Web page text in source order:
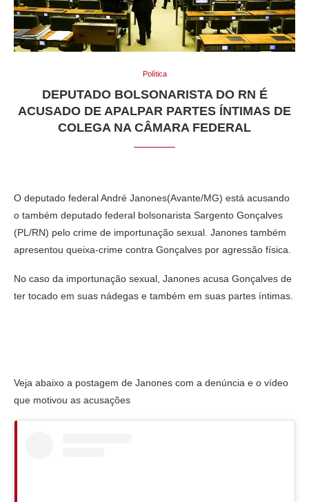
Política
DEPUTADO BOLSONARISTA DO RN É
ACUSADO DE APALPAR PARTES ÍNTIMAS DE
COLEGA NA CÂMARA FEDERAL
O deputado federal André Janones(Avante/MG) está acusando
o também deputado federal bolsonarista Sargento Gonçalves
(PL/RN) pelo crime de importunação sexual. Janones também
apresentou queixa-crime contra Gonçalves por agressão física.
No caso da importunação sexual, Janones acusa Gonçalves de
ter tocado em suas nádegas e também em suas partes íntimas.
Veja abaixo a postagem de Janones com a denúncia e o vídeo
que motivou as acusações